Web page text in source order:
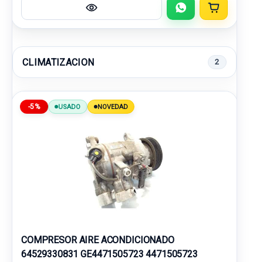
CLIMATIZACION 2
-5% USADO NOVEDAD
COMPRESOR AIRE ACONDICIONADO
64529330831 GE4471505723 4471505723